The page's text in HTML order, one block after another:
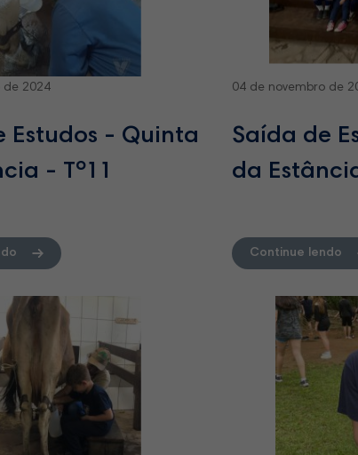
de 2024
Estudos - Quinta
- Tº11
04 de novembro de
Saída de
da
Continue lendo